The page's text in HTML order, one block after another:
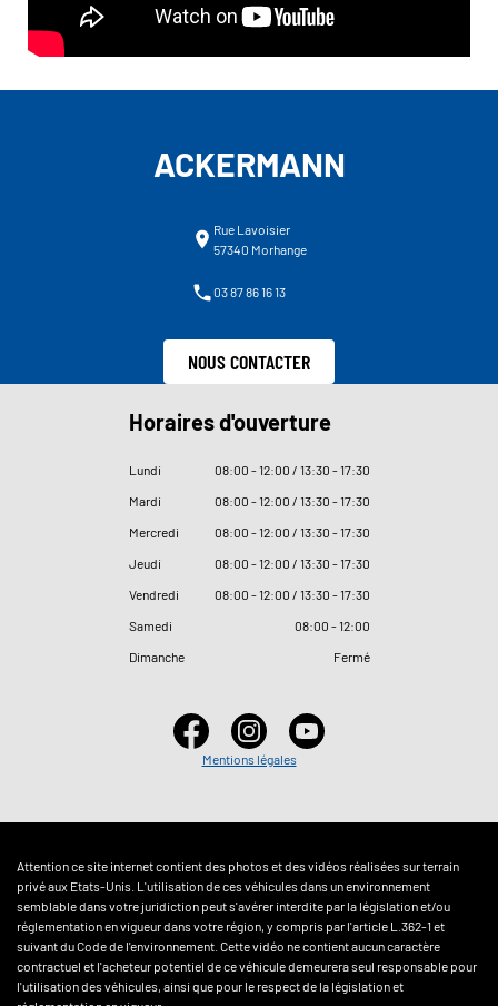
ACKERMANN
Rue Lavoisier
57340 Morhange
03 87 86 16 13
NOUS CONTACTER
Horaires d'ouverture
Lundi 08:00 - 12:00 / 13:30 - 17:30
Mardi
08:00 - 12:00 / 13:30 - 17:30
Mercredi
08:00 - 12:00 / 13:30 - 17:30
Jeudi
08:00 - 12:00 / 13:30 - 17:30
Vendredi
08:00 - 12:00 / 13:30 - 17:30
Samedi
08:00 - 12:00
Dimanche
Fermé
Mentions légales
Attention ce site internet contient des photos et des vidéos réalisées sur terrain
privé aux Etats-Unis. L'utilisation de ces véhicules dans un environnement
semblable dans votre juridiction peut s'avérer interdite par la législation et/ou
réglementation en vigueur dans votre région, y compris par l'article L.362-1 et
suivant du Code de l'environnement. Cette vidéo ne contient aucun caractère
contractuel et l'acheteur potentiel de ce véhicule demeurera seul responsable pour
l'utilisation des véhicules, ainsi que pour le respect de la législation et